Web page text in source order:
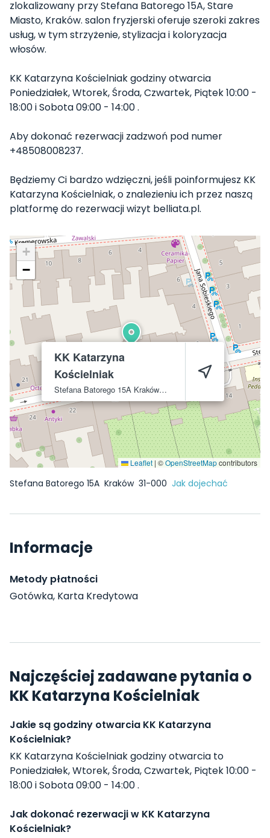
zlokalizowany przy Stefana Batorego 15A, Stare
Miasto, Kraków. salon fryzjerski oferuje szeroki zakres
usług, w tym strzyżenie, stylizacja i koloryzacja
włosów.
KK Katarzyna Kościelniak godziny otwarcia
Poniedziałek, Wtorek, Środa, Czwartek, Piątek 10:00 -
18:00 i Sobota 09:00 - 14:00 .
Aby dokonać rezerwacji zadzwoń pod numer
+48508008237.
Będziemy Ci bardzo wdzięczni, jeśli poinformujesz KK
Katarzyna Kościelniak, o znalezieniu ich przez naszą
platformę do rezerwacji wizyt belliata.pl.
KK Katarzyna
Kościelniak
Stefana Batorego 15A Kraków 31-000
+
−
Leaflet | ©OpenStreetMapcontributors
Stefana Batorego 15A Kraków 31-000 Jak dojechać
Informacje
Metody płatności
Gotówka, Karta Kredytowa
Najczęściej zadawane pytania o
KK Katarzyna Kościelniak
Jakie są godziny otwarcia KK Katarzyna
Kościelniak?
KK Katarzyna Kościelniak godziny otwarcia to
Poniedziałek, Wtorek, Środa, Czwartek, Piątek 10:00 -
18:00 i Sobota 09:00 - 14:00 .
Jak dokonać rezerwacji w KK Katarzyna
Kościelniak?